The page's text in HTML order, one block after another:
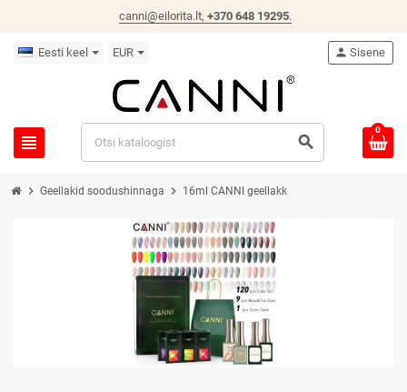
canni@eilorita.lt, +370 648 19295.
Eesti keel EUR
view_headline search
person Sisene
0
chevron_right Geellakid soodushinnaga chevron_right 16ml CANNI geellakk